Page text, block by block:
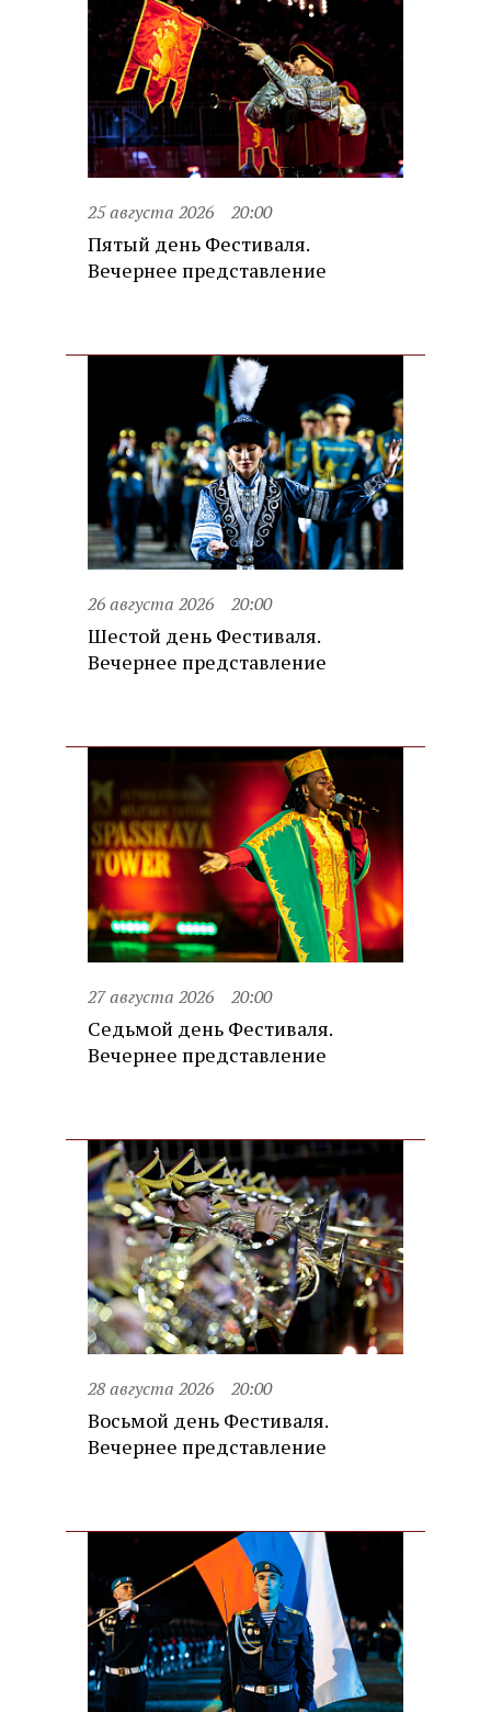
25 августа 2026 20:00
Пятый день Фестиваля.
Вечернее представление
26 августа 2026 20:00
Шестой день Фестиваля.
Вечернее представление
27 августа 2026 20:00
Седьмой день Фестиваля.
Вечернее представление
28 августа 2026 20:00
Восьмой день Фестиваля.
Вечернее представление